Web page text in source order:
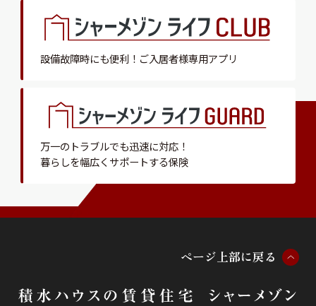
設備故障時にも便利！ ご入居者様専用アプリ
万一のトラブルでも迅速に対応！
暮らしを幅広くサポートする保険
ページ 上部に戻る